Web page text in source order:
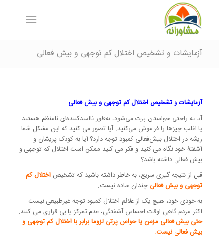
آزمایشات و تشخیص اختلال کم توجهی و بیش فعالی
آزمایشات و تشخیص اختلال کم توجهی و بیش فعالی
آیا به راحتی حواستان پرت می‌شود، به‌طور ناامیدکننده‌ای نامنظم هستید
یا اغلب چیزها را فراموش می‌کنید. آیا تصور می کنید که این مشکل شما
ریشه در اختلال بیش‌فعالی کمبود توجه دارد؟ آیا به کودک پریشان و
آشفتۀ خود نگاه می کنید و فکر می کنید ممکن است اختلال کم توجهی و
بیش فعالی داشته باشد؟
قبل از نتیجه گیری سریع، به خاطر داشته باشید که تشخیص اختلال کم
توجهی و بیش فعالی چندان ساده نیست.
به خودی خود، هیچ یک از علائم اختلال کمبود توجه غیرطبیعی نیست.
اکثر مردم گاهی اوقات احساس آشفتگی، عدم تمرکز یا بی قراری می کنند.
حتی بیش فعالی مزمن یا حواس پرتی لزوما برابر با اختلال کم توجهی و
بیش فعالی نیست.